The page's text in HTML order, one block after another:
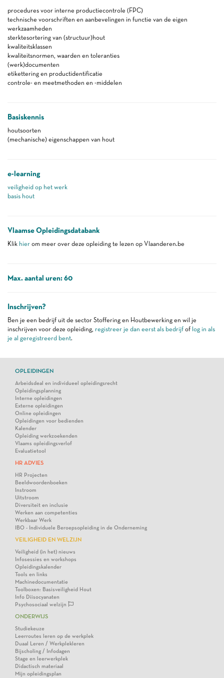
procedures voor interne productiecontrole (FPC)
technische voorschriften en aanbevelingen in functie van de eigen
werkzaamheden
sterktesortering van (structuur)hout
kwaliteitsklassen
kwaliteitsnormen, waarden en toleranties
(werk)documenten
etikettering en productidentificatie
controle- en meetmethoden en -middelen
Basiskennis
houtsoorten
(mechanische) eigenschappen van hout
e-learning
veiligheid op het werk
basis hout
Vlaamse Opleidingsdatabank
Klik hier om meer over deze opleiding te lezen op Vlaanderen.be
Max. aantal uren: 60
Inschrijven?
Ben je een bedrijf uit de sector Stoffering en Houtbewerking en wil je
inschrijven voor deze opleiding, registreer je dan eerst als bedrijf of log in als
je al geregistreerd bent.
OPLEIDINGEN
Arbeidsdeal en individueel opleidingsrecht
Opleidingsplanning
Interne opleidingen
Externe opleidingen
Online opleidingen
Opleidingen voor bedienden
Kalender
Opleiding werkzoekenden
Vlaams opleidingsverlof
Evaluatietool
HR ADVIES
HR Projecten
Beeldwoordenboeken
Instroom
Uitstroom
Diversiteit en inclusie
Werken aan competenties
Werkbaar Werk
IBO - Individuele Beroepsopleiding in de Onderneming
VEILIGHEID EN WELZIJN
Veiligheid (in het) nieuws
Infosessies en workshops
Opleidingskalender
Tools en links
Machinedocumentatie
Toolboxen: Basisveiligheid Hout
Info Diisocyanaten
Psychosociaal welzijn
ONDERWIJS
Studiekeuze
Leerroutes leren op de werkplek
Duaal Leren / Werkplekleren
Bijscholing / Infodagen
Stage en leerwerkplek
Didactisch materiaal
Mijn opleidingsplan